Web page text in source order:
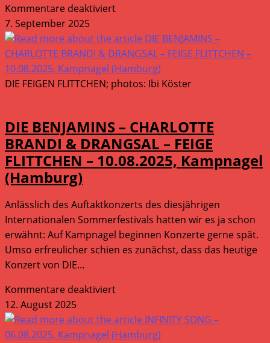
Kommentare deaktiviertfür
Leaves
Festival
2025
(Darmstadt)
7. September 2025
DIE FEIGEN FLITTCHEN; photos: Ibi Köster
DIE BENJAMINS – CHARLOTTE
BRANDI & DRANGSAL – FEIGE
FLITTCHEN – 10.08.2025, Kampnagel
(Hamburg)
Anlässlich des Auftaktkonzerts des diesjährigen
Internationalen Sommerfestivals hatten wir es ja schon
erwähnt: Auf Kampnagel beginnen Konzerte gerne spät.
Umso erfreulicher schien es zunächst, dass das heutige
Konzert von DIE…
Kommentare deaktiviertfür
BENJAMINS
–
12. August 2025